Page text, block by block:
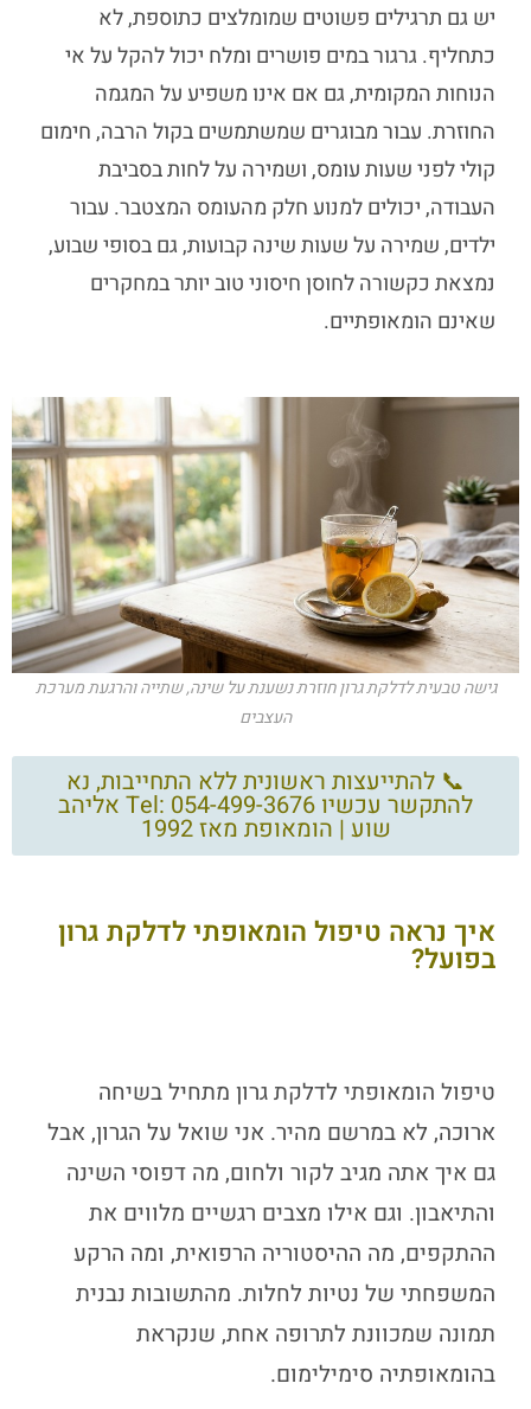
יש גם תרגילים פשוטים שמומלצים כתוספת, לא
כתחליף. גרגור במים פושרים ומלח יכול להקל על אי
הנוחות המקומית, גם אם אינו משפיע על המגמה
החוזרת. עבור מבוגרים שמשתמשים בקול הרבה, חימום
קולי לפני שעות עומס, ושמירה על לחות בסביבת
העבודה, יכולים למנוע חלק מהעומס המצטבר. עבור
ילדים, שמירה על שעות שינה קבועות, גם בסופי שבוע,
נמצאת כקשורה לחוסן חיסוני טוב יותר במחקרים
שאינם הומאופתיים.
גישה טבעית לדלקת גרון חוזרת נשענת על שינה, שתייה והרגעת מערכת
העצבים
📞 להתייעצות ראשונית ללא התחייבות, נא
להתקשר עכשיו Tel: 054-499-3676 אליהב
שוע | הומאופת מאז 1992
איך נראה טיפול הומאופתי לדלקת גרון
בפועל?
טיפול הומאופתי לדלקת גרון מתחיל בשיחה
ארוכה, לא במרשם מהיר. אני שואל על הגרון, אבל
גם איך אתה מגיב לקור ולחום, מה דפוסי השינה
והתיאבון. וגם אילו מצבים רגשיים מלווים את
ההתקפים, מה ההיסטוריה הרפואית, ומה הרקע
המשפחתי של נטיות לחלות. מהתשובות נבנית
תמונה שמכוונת לתרופה אחת, שנקראת
בהומאופתיה סימילימום.